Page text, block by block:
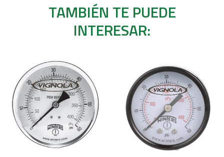
TAMBIÉN TE PUEDE
INTERESAR: